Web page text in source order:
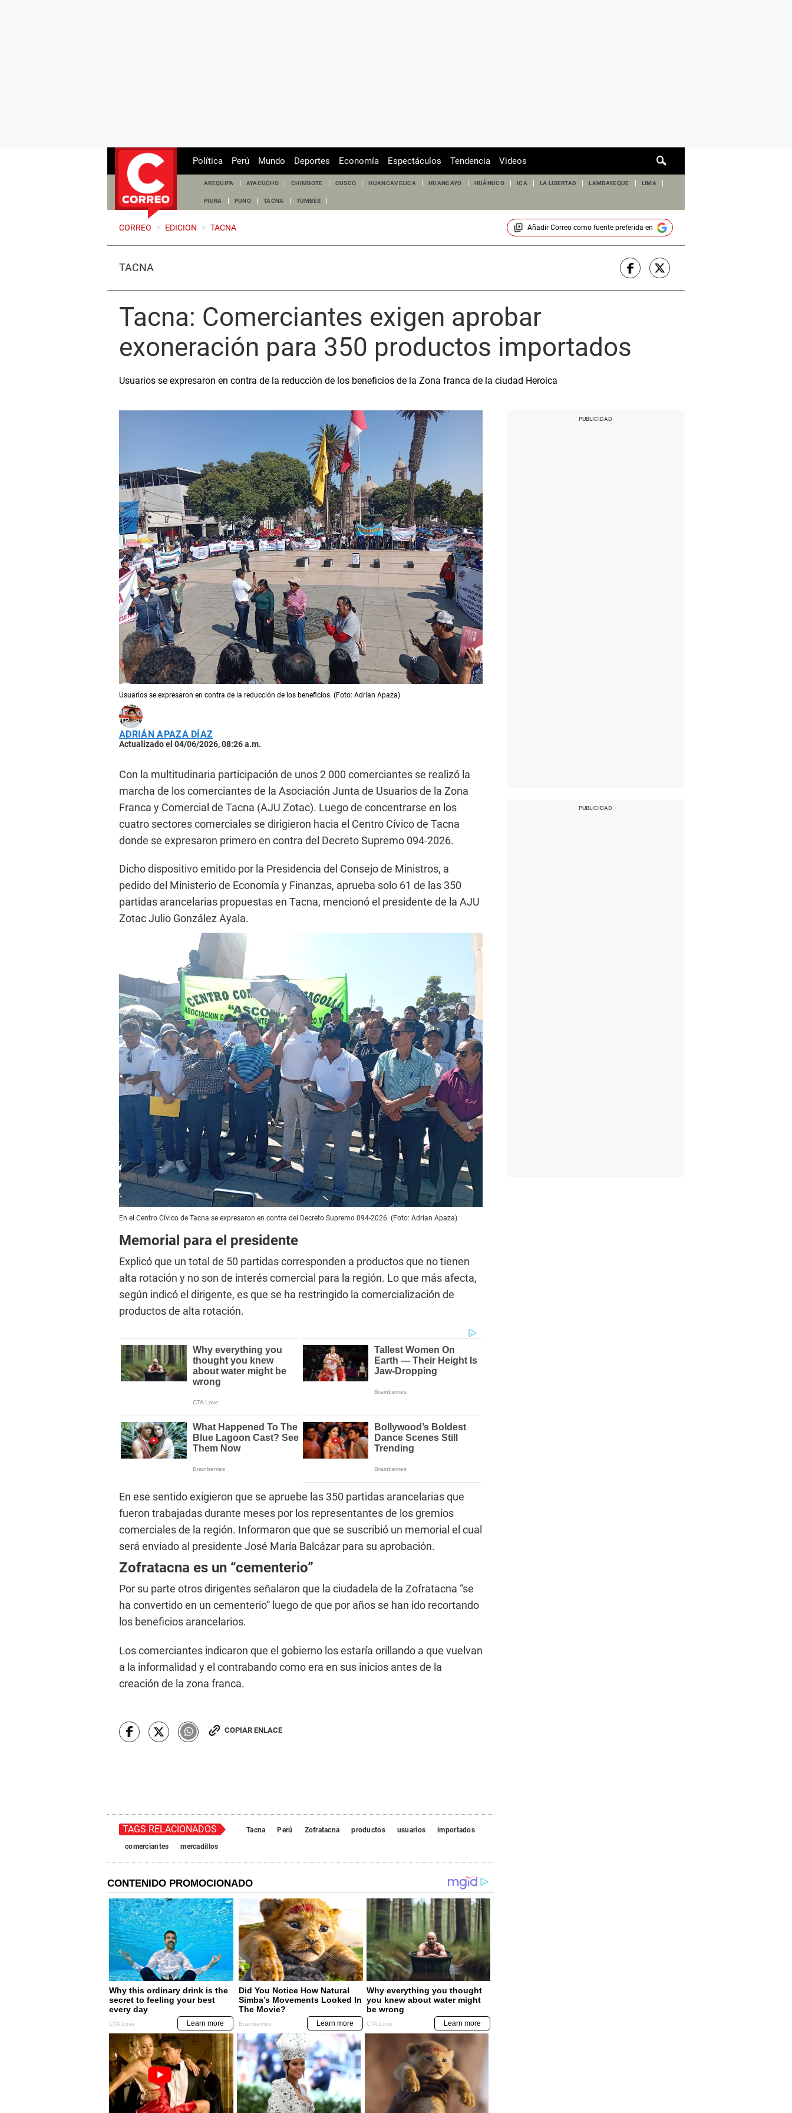
de
Política Perú Mundo Deportes Economía Espectáculos Tendencia Videos
AREQUIPA AYACUCHO CHIMBOTE CUSCO HUANCAVELICA HUANCAYO HUÁNUCO ICA LA LIBERTAD LAMBAYEQUE LIMA
PIURA PUNO TACNA TUMBES
CORREO > EDICION > TACNA Añadir Correocomo fuente preferida en
TACNA
Tacna: Comerciantes exigen aprobar
exoneración para 350 productos importados
Usuarios se expresaron en contra de la reducción de los beneficios de la Zona franca de la ciudad Heroica
Usuarios se expresaron en contra de la reducción de los beneficios. (Foto: Adrian Apaza)
ADRIÁN APAZA DÍAZ
Actualizado el 04/06/2026, 08:26 a.m.
Con la multitudinaria participación de unos 2 000 comerciantes se realizó la
marcha de los comerciantes de la Asociación Junta de Usuarios de la Zona
Franca y Comercial de Tacna (AJU Zotac). Luego de concentrarse en los
cuatro sectores comerciales se dirigieron hacia el Centro Cívico de Tacna
donde se expresaron primero en contra del Decreto Supremo 094-2026.
Dicho dispositivo emitido por la Presidencia del Consejo de Ministros, a
pedido del Ministerio de Economía y Finanzas, aprueba solo 61 de las 350
partidas arancelarias propuestas en Tacna, mencionó el presidente de la AJU
Zotac Julio González Ayala.
En el Centro Cívico de Tacna se expresaron en contra del Decreto Supremo 094-2026. (Foto: Adrian Apaza)
Memorial para el presidente
Explicó que un total de 50 partidas corresponden a productos que no tienen
alta rotación y no son de interés comercial para la región. Lo que más afecta,
según indicó el dirigente, es que se ha restringido la comercialización de
productos de alta rotación.
En ese sentido exigieron que se apruebe las 350 partidas arancelarias que
fueron trabajadas durante meses por los representantes de los gremios
comerciales de la región. Informaron que que se suscribió un memorial el cual
será enviado al presidente José María Balcázar para su aprobación.
Zofratacna es un “cementerio”
Por su parte otros dirigentes señalaron que la ciudadela de la Zofratacna “se
ha convertido en un cementerio” luego de que por años se han ido recortando
los beneficios arancelarios.
Los comerciantes indicaron que el gobierno los estaría orillando a que vuelvan
a la informalidad y el contrabando como era en sus inicios antes de la
creación de la zona franca.
COPIAR ENLACE
TAGS RELACIONADOS Tacna Perú Zofratacna productos usuarios
importados
comerciantes
mercadillos